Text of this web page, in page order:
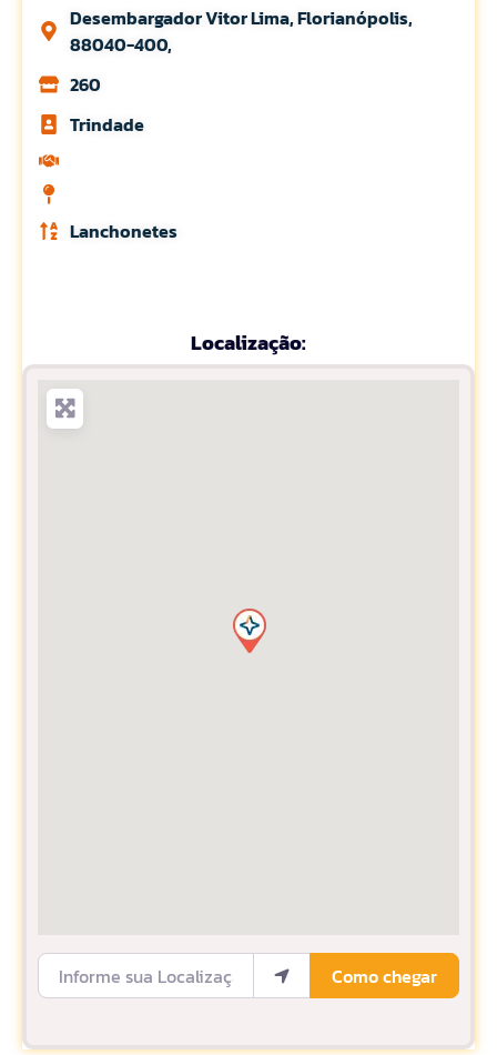
Desembargador Vitor Lima, Florianópolis,
88040-400,
260
Trindade
Lanchonetes
Localização:
Informe sua Localização
Como chegar